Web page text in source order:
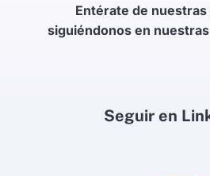
Entérate de
siguiéndonos en
Seguir en